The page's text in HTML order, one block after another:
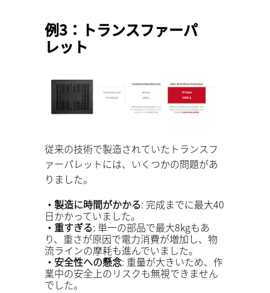
例3：トランスファーパ
レット
従来の技術で製造されていたトランスフ
ァーパレットには、いくつかの問題があ
りました。
・製造に時間がかかる: 完成までに最大40
日かかっていました。
・重すぎる: 単一の部品で最大8kgもあ
り、重さが原因で電力消費が増加し、物
流ラインの摩耗も進んでいました。
・安全性への懸念: 重量が大きいため、作
業中の安全上のリスクも無視できません
でした。